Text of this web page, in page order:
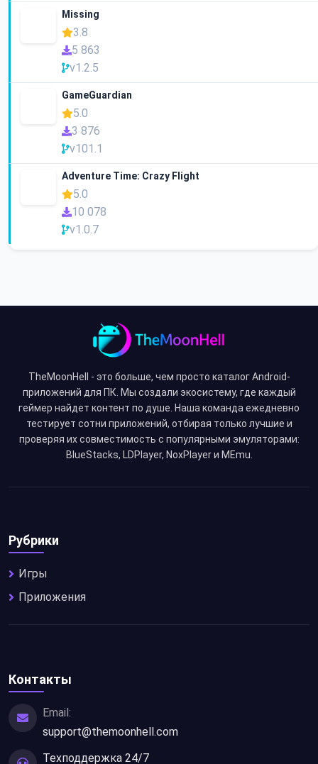
Missing
3.8
5 863
v1.2.5
GameGuardian
5.0
3 876
v101.1
Adventure Time: Crazy Flight
5.0
10 078
v1.0.7
TheMoonHell - это больше, чем просто каталог Android-
приложений для ПК. Мы создали экосистему, где каждый
геймер найдет контент по душе. Наша команда ежедневно
тестирует сотни приложений, отбирая только лучшие и
проверяя их совместимость с популярными эмуляторами:
BlueStacks, LDPlayer, NoxPlayer и MEmu.
Рубрики
Игры
Приложения
Контакты
Email:
support@themoonhell.com
Техподдержка 24/7